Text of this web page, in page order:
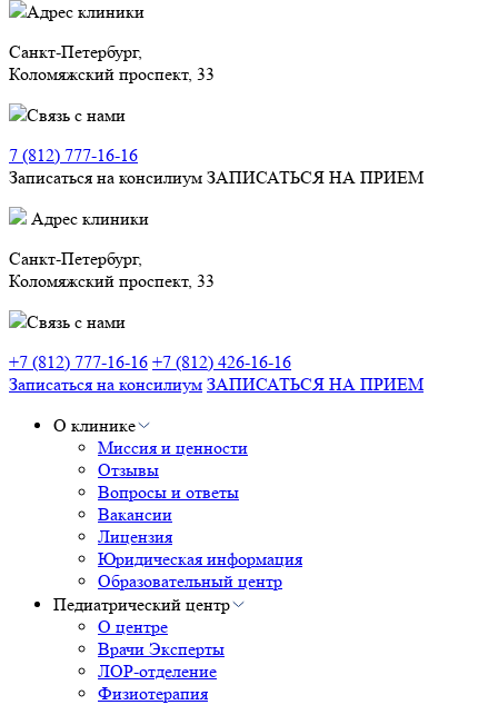
Адрес клиники
Санкт-Петербург,
Коломяжский проспект, 33
Связь с нами
7 (812) 777-16-16
Записаться на консилиум ЗАПИСАТЬСЯ НА ПРИЕМ
Адрес клиники
Санкт-Петербург,
Коломяжский проспект, 33
Связь с нами
+7 (812) 777-16-16 +7 (812) 426-16-16
Записаться на консилиум ЗАПИСАТЬСЯ НА ПРИЕМ
О клинике
Миссия и ценности
Отзывы
Вопросы и ответы
Вакансии
Лицензия
Юридическая информация
Образовательный центр
Педиатрический центр
О центре
Врачи Эксперты
ЛОР-отделение
Физиотерапия